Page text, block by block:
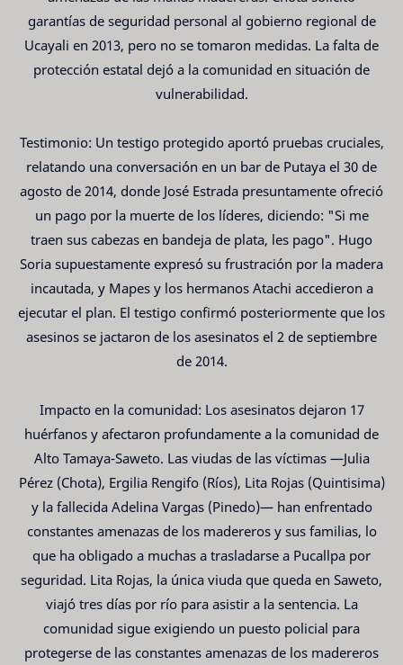
garantías de seguridad personal al gobierno regional de
Ucayali en 2013, pero no se tomaron medidas. La falta de
protección estatal dejó a la comunidad en situación de
vulnerabilidad.
Testimonio: Un testigo protegido aportó pruebas cruciales,
relatando una conversación en un bar de Putaya el 30 de
agosto de 2014, donde José Estrada presuntamente ofreció
un pago por la muerte de los líderes, diciendo: "Si me
traen sus cabezas en bandeja de plata, les pago". Hugo
Soria supuestamente expresó su frustración por la madera
incautada, y Mapes y los hermanos Atachi accedieron a
ejecutar el plan. El testigo confirmó posteriormente que los
asesinos se jactaron de los asesinatos el 2 de septiembre
de 2014.
Impacto en la comunidad: Los asesinatos dejaron 17
huérfanos y afectaron profundamente a la comunidad de
Alto Tamaya-Saweto. Las viudas de las víctimas —Julia
Pérez (Chota), Ergilia Rengifo (Ríos), Lita Rojas (Quintisima)
y la fallecida Adelina Vargas (Pinedo)— han enfrentado
constantes amenazas de los madereros y sus familias, lo
que ha obligado a muchas a trasladarse a Pucallpa por
seguridad. Lita Rojas, la única viuda que queda en Saweto,
viajó tres días por río para asistir a la sentencia. La
comunidad sigue exigiendo un puesto policial para
protegerse de las constantes amenazas de los madereros